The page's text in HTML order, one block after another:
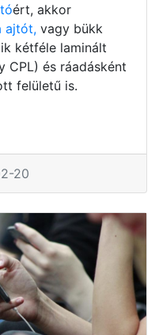
ért, akkor
ajtót, vagy bükk
kétféle laminált
és ráadásként
felületű is.
20